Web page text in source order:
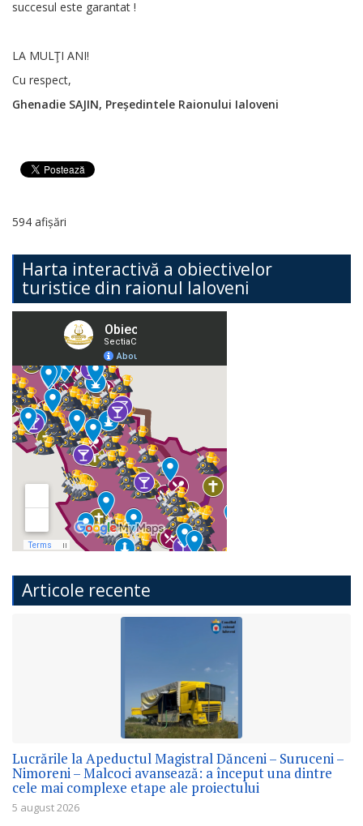
succesul este garantat !
LA MULŢI ANI!
Cu respect,
Ghenadie SAJIN, Președintele Raionului Ialoveni
594 afișări
Harta interactivă a obiectivelor
turistice din raionul Ialoveni
Articole recente
Lucrările la Apeductul Magistral Dănceni – Suruceni –
Nimoreni – Malcoci avansează: a început una dintre
cele mai complexe etape ale proiectului
5 august 2026